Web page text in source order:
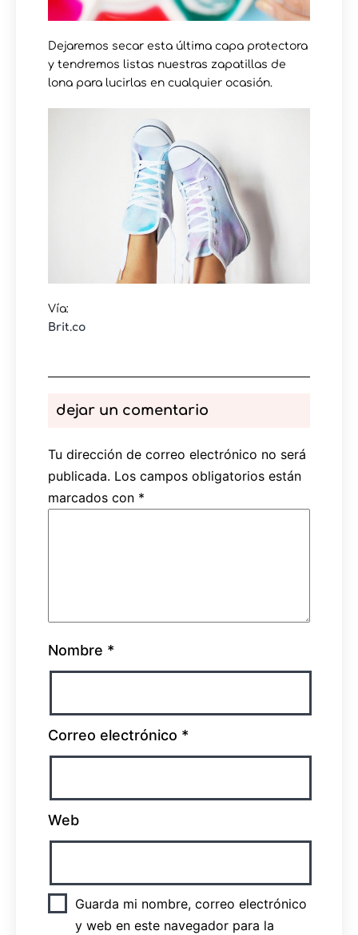
Dejaremos secar esta última capa protectora
y tendremos listas nuestras zapatillas de
lona para lucirlas en cualquier ocasión.
Vía:
Brit.co
dejar un comentario
Tu dirección de correo electrónico no será
publicada. Los campos obligatorios están
marcados con *
Nombre *
Correo electrónico *
Web
Guarda mi nombre, correo electrónico
y web en este navegador para la